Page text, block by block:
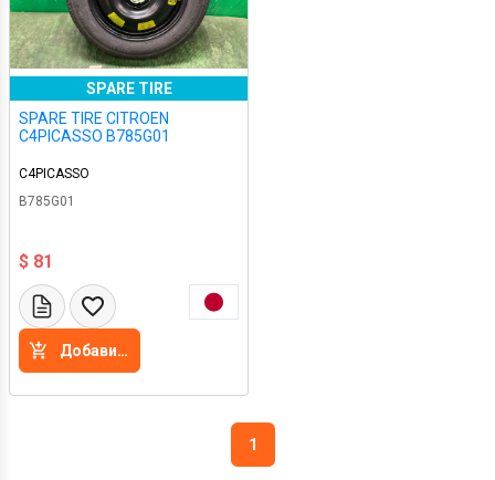
SPARE TIRE
SPARE TIRE CITROEN
C4PICASSO B785G01
C4PICASSO
B785G01
$ 81
Добавить в корзину
1